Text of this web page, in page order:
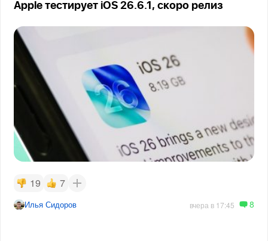
Apple тестирует iOS 26.6.1, скоро релиз
19 7
Илья Сидоров вчера в 17:45 8